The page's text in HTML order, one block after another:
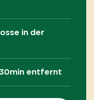
in der
entfernt